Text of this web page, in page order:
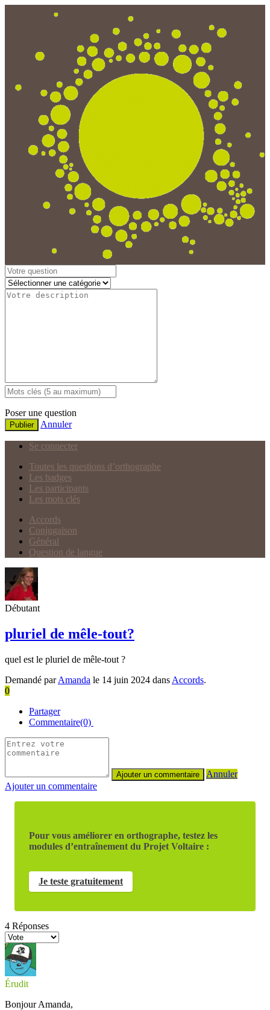
Poser une question
Publier Annuler
Se connecter
Toutes les questions d’orthographe
Les badges
Les participants
Les mots clés
Accords
Conjugaison
Général
Question de langue
Débutant
pluriel de mêle-tout?
quel est le pluriel de mêle-tout ?
Demandé parAmanda le 14 juin 2024 dans Accords.
0
Partager
Commentaire(0)
Annuler
Ajouter un commentaire
Pour vous améliorer en orthographe, testez les
modules d’entraînement du Projet Voltaire :
Je teste gratuitement
4 Réponses
Érudit
Bonjour Amanda,